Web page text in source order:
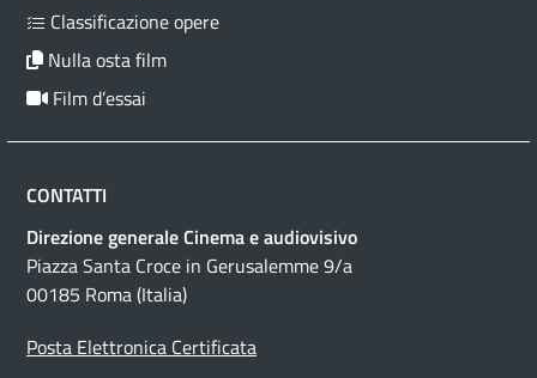
Classificazione opere
Nulla osta film
Film d’essai
CONTATTI
Direzione generale Cinema e audiovisivo
Piazza Santa Croce in Gerusalemme 9/a
00185 Roma (Italia)
Posta Elettronica Certificata